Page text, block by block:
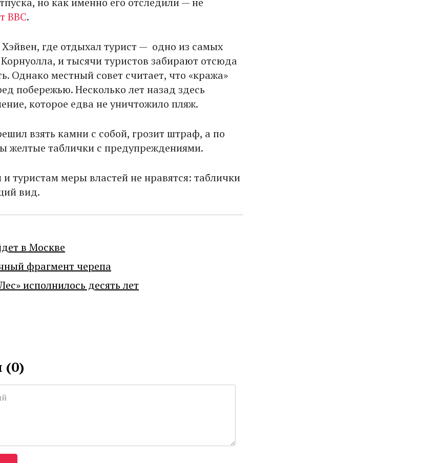
BBC.
где отдыхал турист — одно из самых
и тысячи туристов забирают отсюда
Однако местный совет считает, что «кража»
побережью. Несколько лет назад здесь
которое едва не уничтожило пляж.
взять камни с собой, грозит штраф, а по
желтые таблички с предупреждениями.
туристам меры властей не нравятся: таблички
вид.
в Москве
фрагмент черепа
исполнилось десять лет
(0)